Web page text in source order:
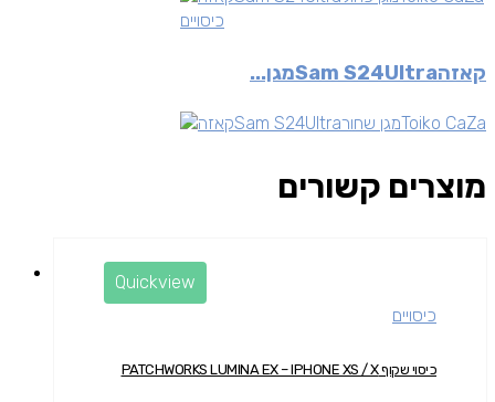
כיסויים
קאזהSam S24Ultraמגן...
מוצרים קשורים
Quickview
כיסויים
כיסוי שקוף PATCHWORKS LUMINA EX – IPHONE XS / X